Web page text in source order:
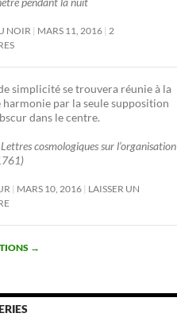
NOIR MARS 11, 2016 2
simplicité se trouvera réunie à la
par la seule supposition
dans le centre.
cosmologiques sur l’organisation
MARS 10, 2016 LAISSER UN
→